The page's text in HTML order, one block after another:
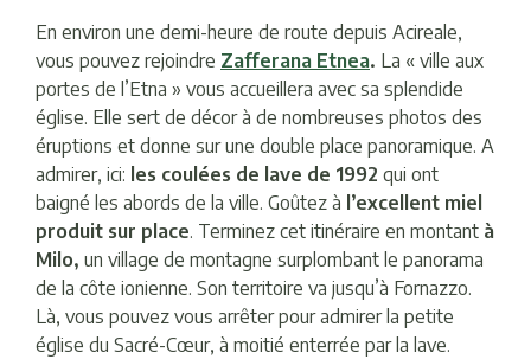
En environ une demi-heure de route depuis Acireale,
vous pouvez rejoindre Zafferana Etnea. La « ville aux
portes de l’Etna » vous accueillera avec sa splendide
église. Elle sert de décor à de nombreuses photos des
éruptions et donne sur une double place panoramique. A
admirer, ici: les coulées de lave de 1992 qui ont
baigné les abords de la ville. Goûtez à l’excellent miel
produit sur place. Terminez cet itinéraire en montant à
Milo, un village de montagne surplombant le panorama
de la côte ionienne. Son territoire va jusqu’à Fornazzo.
Là, vous pouvez vous arrêter pour admirer la petite
église du Sacré-Cœur, à moitié enterrée par la lave.